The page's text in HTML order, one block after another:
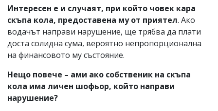
Интересен е и случаят, при който човек кара
скъпа кола, предоставена му от приятел. Ако
водачът направи нарушение, ще трябва да плати
доста солидна сума, вероятно непропорционална
на финансовото му състояние.
Нещо повече – ами ако собственик на скъпа
кола има личен шофьор, който направи
нарушение?